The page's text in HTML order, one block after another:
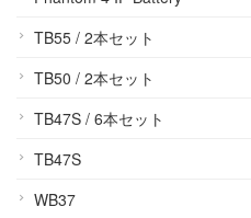
TB55 / 2本セット
TB50 / 2本セット
TB47S / 6本セット
TB47S
WB37